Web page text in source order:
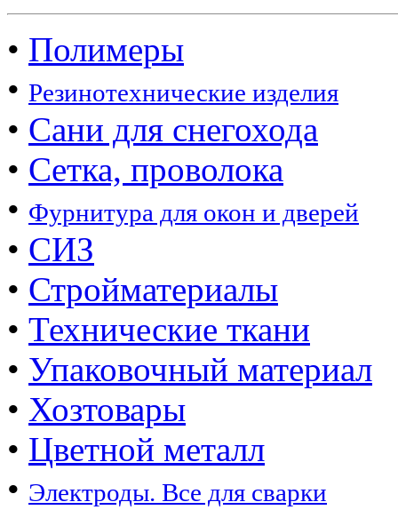
• Полимеры
• Резинотехнические изделия
• Сани для снегохода
• Сетка, проволока
• Фурнитура для окон и дверей
• СИЗ
• Стройматериалы
• Технические ткани
• Упаковочный материал
• Хозтовары
• Цветной металл
• Электроды. Все для сварки